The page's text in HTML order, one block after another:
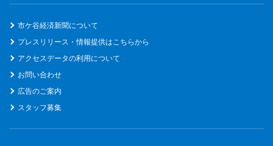
市ケ谷経済新聞について
プレスリリース・情報提供はこちらから
アクセスデータの利用について
お問い合わせ
広告のご案内
スタッフ募集